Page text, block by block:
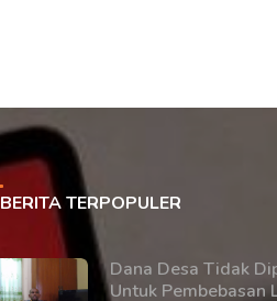
BERITA TERPOPULER
Dana Desa Tidak
Untuk Pembebasan